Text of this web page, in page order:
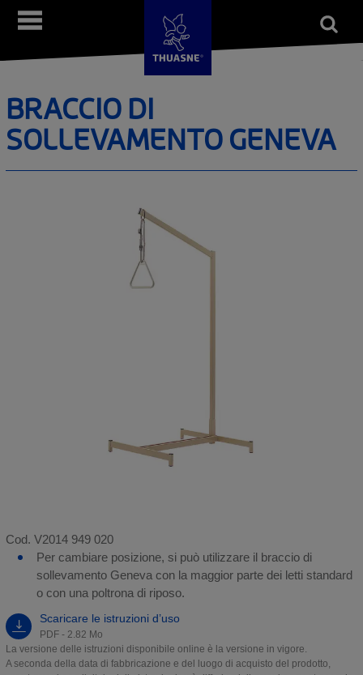
Salta
Open
form Menù
BRACCIO DI
SOLLEVAMENTO GENEVA
Cod. V2014 949 020
Per cambiare posizione, si può utilizzare il braccio di
sollevamento Geneva con la maggior parte dei letti standard
o con una poltrona di riposo.
Scaricare le istruzioni d’uso
PDF - 2.82 Mo
La versione delle istruzioni disponibile online è la versione in vigore.
A seconda della data di fabbricazione e del luogo di acquisto del prodotto,